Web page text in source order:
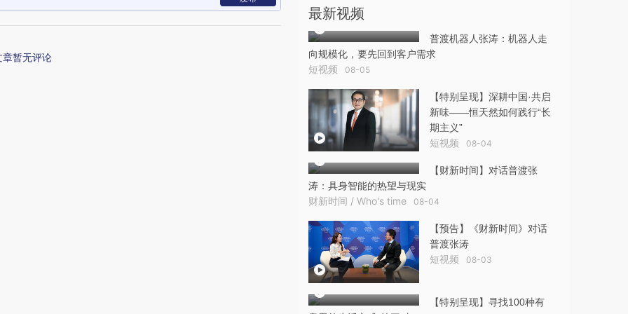
章暂无评论
最新视频
普渡机器人张涛：机器人走
向规模化，要先回到客户需求
短视频 08-05
【特别呈现】深耕中国·共启
新味——恒天然如何践行“长
期主义”
短视频 08-04
【财新时间】对话普渡张
涛：具身智能的热望与现实
财新时间 / Who's time 08-04
【预告】《财新时间》对话
普渡张涛
短视频 08-03
【特别呈现】寻找100种有